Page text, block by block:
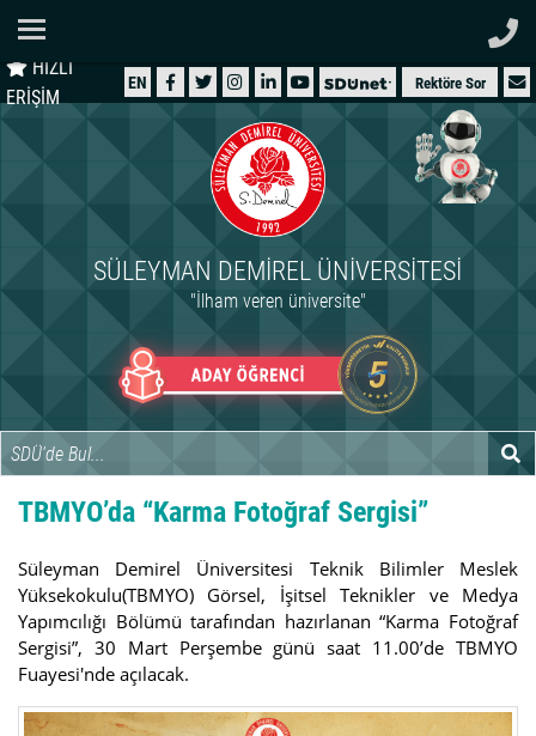
HIZLI
ERİŞİM
EN Rektöre Sor
SÜLEYMAN DEMIREL ÜNIVERSITESI
"İlham veren üniversite"
ÜNİVERSİTEMİZ
İDARİ
ARAŞTIRMA
INTERNATIONAL
TBMYO’da “Karma Fotoğraf Sergisi”
Süleyman Demirel Üniversitesi Teknik Bilimler Meslek
Yüksekokulu(TBMYO) Görsel, İşitsel Teknikler ve Medya
Yapımcılığı Bölümü tarafından hazırlanan “Karma Fotoğraf
Sergisi”, 30 Mart Perşembe günü saat 11.00’de TBMYO
Fuayesi'nde açılacak.